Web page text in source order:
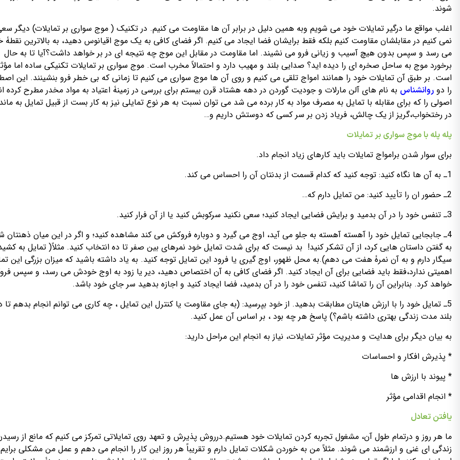
شوند.
اغلب مواقع ما درگیر تمایلات خود می شویم وبه همین دلیل در برابر آن ها مقاومت می کنیم. در تکنیک ( موج سواری بر تمایلات) دیگر
نمی کنیم در مقابلشان مقاومت کنیم بلکه فقط برایشان فضا ایجاد می کنیم. اگر فضای کافی به یک موج اقیانوس دهید، به بالاترین نقطۀ
می رسد و سپس بدون هیچ آسیب و زیانی فرو می نشیند. اما مقاومت در مقابل این موج چه نتیجه ای در بر خواهد داشت؟آیا تا به حال
برخورد موج به ساحل صخره ای را دیده اید؟ صدایی بلند و مهیب دارد و احتمالاً مخرب است. موج سواری بر تمایلات تکنیکی ساده اما
است. بر طبق آن تمایلات خود را همانند امواج تلقی می کنیم و روی آن ها موج سواری می کنیم تا زمانی که بی خطر فرو بنشینند. این
را دوروانشناس به نام های آلن مارلات و جودیت گوردن در دهه هشتاد قرن بیستم برای بررسی در زمینۀ اعتیاد به مواد مخدر مطرح کرده
اصولی را که برای مقابله با تمایل به مصرف مواد به کار برده می شد می توان نسبت به هر نوع تمایلی نیز به کار بست از قبیل تمایل به
در رختخواب،گریز از یک چالش، فریاد زدن بر سر کسی که دوستش داریم و…
پله پله با موج سواری بر تمایلات
برای سوار شدن برامواج تمایلات باید کارهای زیاد انجام داد.
1ـ به آن ها نگاه کنید: توجه کنید که کدام قسمت از بدنتان آن را احساس می کند.
2ـ حضور ان را تأیید کنید: من تمایل دارم که…
3ـ تنفس خود را در آن بدمید و برایش فضایی ایجاد کنید؛ سعی نکنید سرکوبش کنید یا از آن فرار کنید.
4ـ جابجایی تمایل خود را آهسته آهسته به جلو می آید، اوج می گیرد و دوباره فروکش می کند مشاهده کنید؛ و اگر در این میان ذهنتان
به گفتن داستان هایی کرد، از آن تشکر کنید! بد نیست که برای شدت تمایل خود نمرهای بین صفر تا ده انتخاب کنید. مثلاً( تمایل به
سیگار دارم و به آن نمرۀ هفت می دهم).به محل ظهور، اوج گیری یا فرود این تمایل توجه کنید. به یاد داشته باشید که میزان بزرگی این
اهمیتی ندارد،فقط باید فضایی برای آن ایجاد کنید. اگر فضای کافی به آن اختصاص دهید، دیر یا زود به اوج خودش می رسد، و سپس
خواهد کرد. بنابراین آن را تماشا کنید، تنفس خود را در آن بدمید، فضا ایجاد کنید و اجازه بدهید سر جای خود باشد.
5ـ تمایل خود را با ارزش هایتان مطابقت بدهید. از خود بپرسید: (به جای مقاومت یا کنترل این تمایل ، چه کاری می توانم انجام بدهم تا
بلند مدت زندگی بهتری داشته باشم؟) پاسخ هر چه بود ، بر اساس آن عمل کنید.
به بیان دیگر برای هدایت و مدیریت مؤثر تمایلات، نیاز به انجام این مراحل دارید:
* پذیرش افکار و احساسات
* پیوند با ارزش ها
* انجام اقدامی مؤثر
یافتن تعادل
ما هر روز و درتمام طول آن، مشغول تجربه کردن تمایلات خود هستیم.درروش پذیرش و تعهد روی تمایلاتی تمرکز می کنیم که مانع از
زندگی ای غنی و ارزشمند می شوند. مثلاً من به خوردن شکلات تمایل دارم و تقریباً هر روز این کار را انجام می دهم و عمل من مشکلی برایم